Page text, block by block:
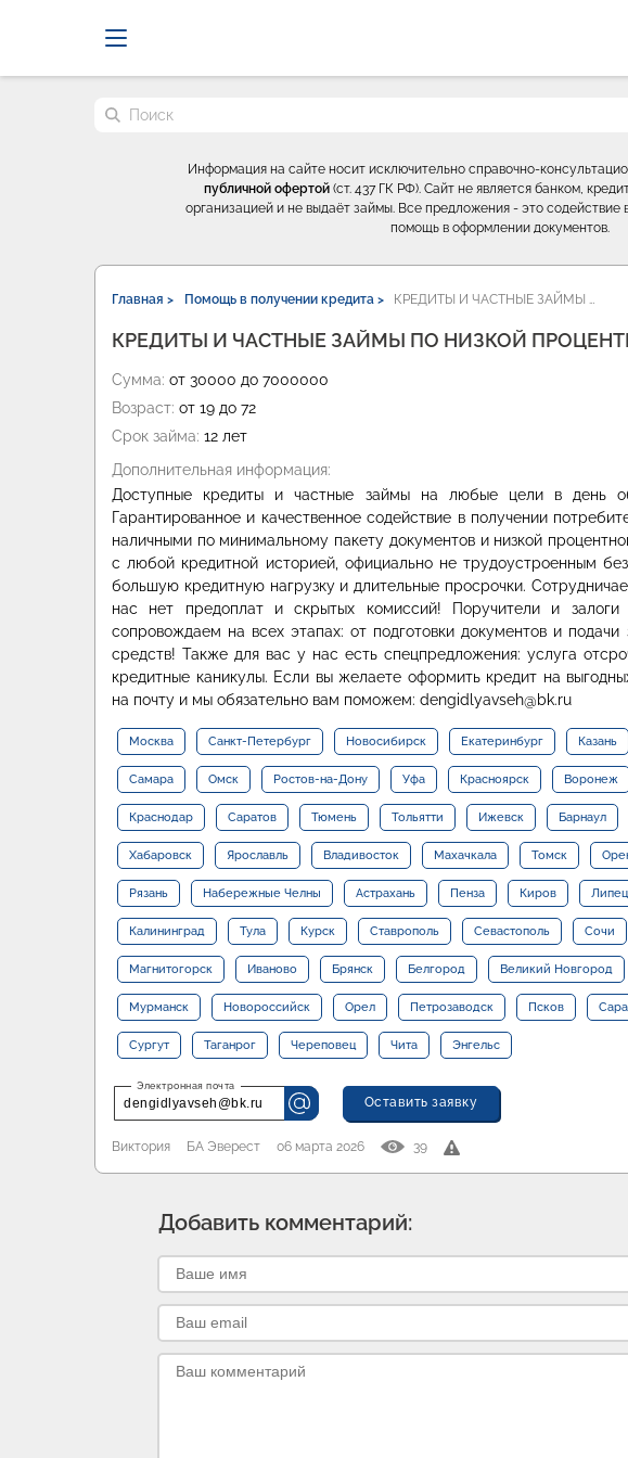
Поиск по сайту
Информация на сайте носит исключительно справочно-
публичной офертой (ст. 437 ГК РФ). Сайт не является банком,
организацией и не выдаёт займы. Все предложения - это содействие
помощь в оформлении документов.
Главная > Помощь в получении кредита > КРЕДИТЫ И ЧАСТНЫЕ ЗАЙМЫ …
КРЕДИТЫ И ЧАСТНЫЕ ЗАЙМЫ ПО НИЗКОЙ
Сумма: от 30000 до 7000000
Возраст: от 19 до 72
Срок займа: 12 лет
Дополнительная информация:
Доступные кредиты и частные займы на любые цели в день
Гарантированное и качественное содействие в получении
наличными по минимальному пакету документов и низкой
с любой кредитной историей, официально не трудоустроенным
большую кредитную нагрузку и длительные просрочки.
нас нет предоплат и скрытых комиссий! Поручители и
сопровождаем на всех этапах: от подготовки документов и
средств! Также для вас у нас есть спецпредложения: услуга
кредитные каникулы. Если вы желаете оформить кредит на
на почту и мы обязательно вам поможем: dengidlyavseh@bk.ru
Москва Санкт-Петербург Новосибирск Екатеринбург Казань
Самара Омск Ростов-на-Дону Уфа Красноярск Воронеж
Краснодар Саратов Тюмень Тольятти Ижевск Барнаул
Хабаровск Ярославль Владивосток Махачкала Томск
Рязань Набережные Челны Астрахань Пенза Киров
Калининград Тула Курск Ставрополь Севастополь Сочи
Магнитогорск Иваново Брянск Белгород Великий Новгород
Мурманск Новороссийск Орел Петрозаводск Псков
Сургут Таганрог Череповец Чита Энгельс
dengidlyavseh@bk.ru Оставить заявку
Виктория БА Эверест 06 марта 2026 39
Добавить комментарий: